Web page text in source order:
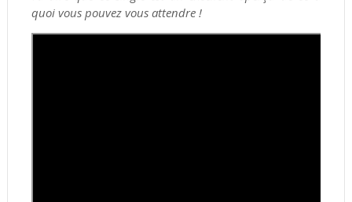
quoi vous pouvez vous attendre !